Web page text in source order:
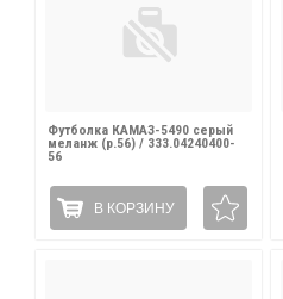
Футболка КАМАЗ-5490 серый
меланж (р.56) / 333.04240400-
56
В КОРЗИНУ